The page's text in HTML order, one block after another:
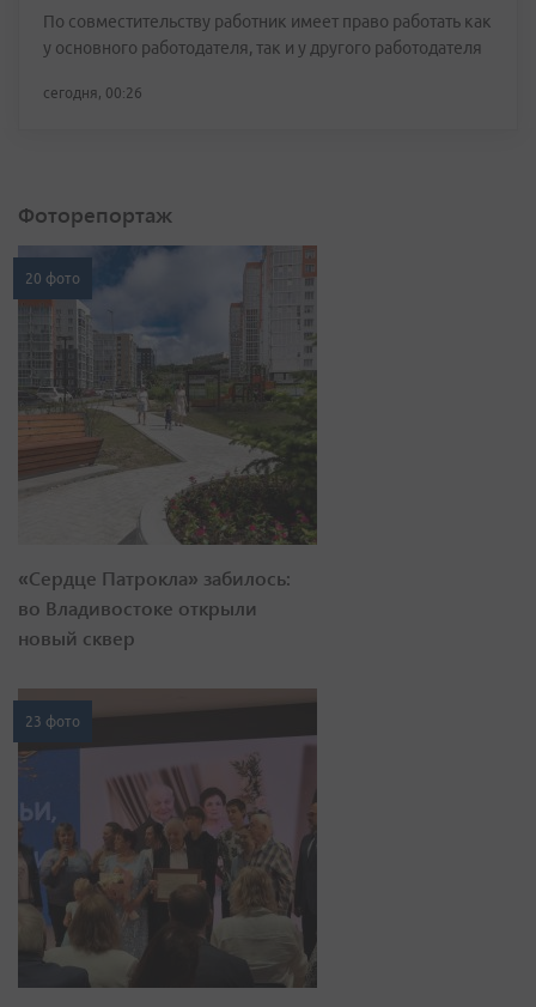
По совместительству работник имеет право работать как
у основного работодателя, так и у другого работодателя
сегодня, 00:26
Фоторепортаж
20 фото
«Сердце Патрокла» забилось:
во Владивостоке открыли
новый сквер
23 фото